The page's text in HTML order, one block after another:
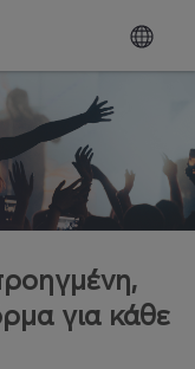
για κάθε